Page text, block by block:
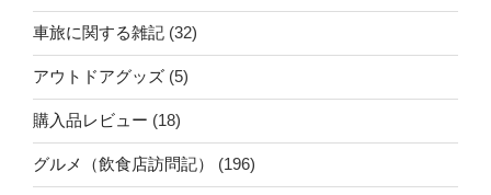
車旅に関する雑記 (32)
アウトドアグッズ (5)
購入品レビュー (18)
グルメ（飲食店訪問記） (196)